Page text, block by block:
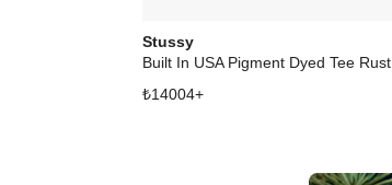
Stussy
Built In USA Pigment Dyed Tee Rust
₺14004+